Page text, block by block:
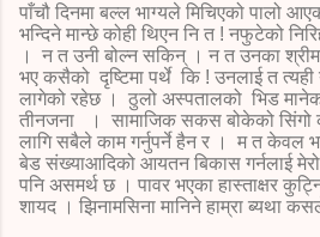
पाँचौ दिनमा बल्ल भाग्यले मिचिएको पालो
भन्दिने मान्छे कोही थिएन नि त ! नफुटेको
। न त उनी बोल्न सकिन् । न त उनका
भए कसैको दृष्‍टिमा पर्थे कि ! उनलाई त त्यही
लागेको रहेछ । ठुलो अस्पतालको भिड
तीनजना । सामाजिक सकस बोकेको सिंगो
लागि सबैले काम गर्नुपर्ने हैन र । म त केवल
बेड संख्याआदिको आयतन बिकास गर्नलाई
पनि असमर्थ छ । पावर भएका हास्ताक्षर
शायद । झिनामसिना मानिने हाम्रा ब्यथा